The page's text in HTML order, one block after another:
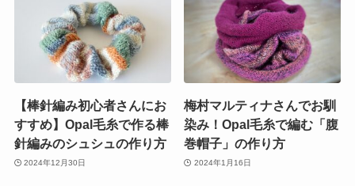
【棒針編み初心者さんにお
すすめ】Opal毛糸で作る棒
針編みのシュシュの作り方
2024年12月30日
梅村マルティナさんでお馴
染み！Opal毛糸で編む「腹
巻帽子」の作り方
2024年1月16日